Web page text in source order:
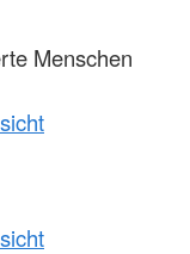
Menschen